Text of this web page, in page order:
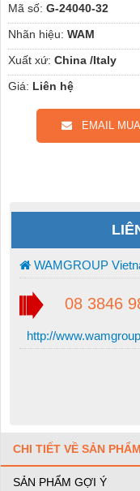
Mã số: G-24040-32
Nhãn hiệu: WAM
Xuất xứ: China /Italy
Giá: Liên hệ
EMAIL MUA
WAMGROUP
08 3846
http://
CHI TIẾT VỀ SẢN PHẨM
SẢN PHẨM GỢI Ý